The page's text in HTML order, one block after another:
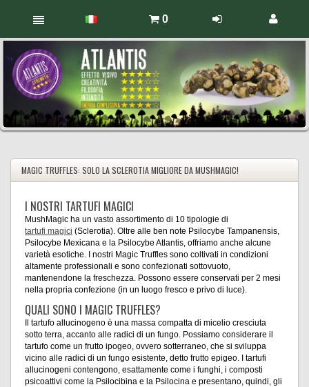
0
MAGIC TRUFFLES: SOLO LA SCLEROTIA MIGLIORE DA MUSHMAGIC!
I NOSTRI TARTUFI MAGICI
MushMagic ha un vasto assortimento di 10 tipologie di
tartufi magici (Sclerotia). Oltre alle ben note Psilocybe Tampanensis,
Psilocybe Mexicana e la Psilocybe Atlantis, offriamo anche alcune
varietà esotiche. I nostri Magic Truffles sono coltivati in condizioni
altamente professionali e sono confezionati sottovuoto,
mantenendone la freschezza. Possono essere conservati per 2 mesi
nella propria confezione (in un luogo fresco e privo di luce).
QUALI SONO I MAGIC TRUFFLES?
Il tartufo allucinogeno è una massa compatta di micelio cresciuta
sotto terra, accanto alle radici di un fungo. Possiamo considerare il
tartufo come un frutto ipogeo, ovvero sotterraneo, che si sviluppa
vicino alle radici di un fungo esistente, detto frutto epigeo. I tartufi
allucinogeni contengono, esattamente come i funghi, i composti
psicoattivi come la Psilocibina e la Psilocina e presentano, quindi, gli